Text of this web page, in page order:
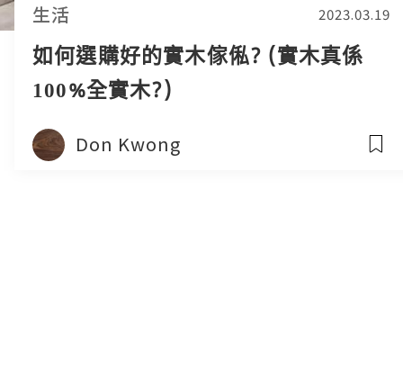
生活 2023.03.19
如何選購好的實木傢俬? (實木真係
100%全實木?)
Don Kwong